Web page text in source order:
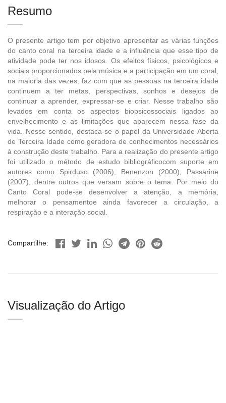
Resumo
O presente artigo tem por objetivo apresentar as várias funções
do canto coral na terceira idade e a influência que esse tipo de
atividade pode ter nos idosos. Os efeitos físicos, psicológicos e
sociais proporcionados pela música e a participação em um coral,
na maioria das vezes, faz com que as pessoas na terceira idade
continuem a ter metas, perspectivas, sonhos e desejos de
continuar a aprender, expressar-se e criar. Nesse trabalho são
levados em conta os aspectos biopsicossociais ligados ao
envelhecimento e as limitações que aparecem nessa fase da
vida. Nesse sentido, destaca-se o papel da Universidade Aberta
de Terceira Idade como geradora de conhecimentos necessários
à construção deste trabalho. Para a realização do presente artigo
foi utilizado o método de estudo bibliográficocom suporte em
autores como Spirduso (2006), Benenzon (2000), Passarine
(2007), dentre outros que versam sobre o tema. Por meio do
Canto Coral pode-se desenvolver a atenção, a memória,
melhorar o pensamentoe ainda favorecer a circulação, a
respiração e a interação social.
Compartilhe:
Visualização do Artigo